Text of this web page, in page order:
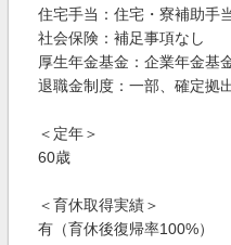
住宅手当：住宅・寮補助手
社会保険：補足事項なし
厚生年金基金：企業年金基
退職金制度：一部、確定拠
＜定年＞
60歳
＜育休取得実績＞
有（育休後復帰率100%）